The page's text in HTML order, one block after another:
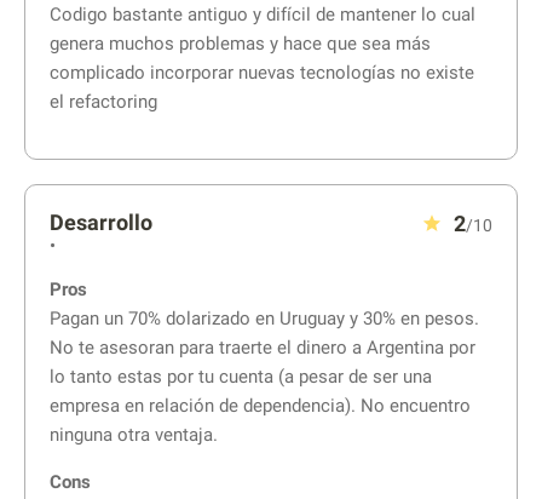
Codigo bastante antiguo y difícil de mantener lo cual
genera muchos problemas y hace que sea más
complicado incorporar nuevas tecnologías no existe
el refactoring
Desarrollo
•
2/10
Pros
Pagan un 70% dolarizado en Uruguay y 30% en pesos.
No te asesoran para traerte el dinero a Argentina por
lo tanto estas por tu cuenta (a pesar de ser una
empresa en relación de dependencia). No encuentro
ninguna otra ventaja.
Cons